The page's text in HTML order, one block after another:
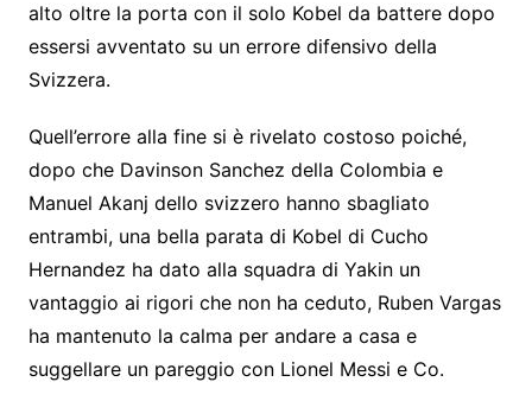
alto oltre la porta con il solo Kobel da battere dopo
essersi avventato su un errore difensivo della
Svizzera.
Quell’errore alla fine si è rivelato costoso poiché,
dopo che Davinson Sanchez della Colombia e
Manuel Akanj dello svizzero hanno sbagliato
entrambi, una bella parata di Kobel di Cucho
Hernandez ha dato alla squadra di Yakin un
vantaggio ai rigori che non ha ceduto, Ruben Vargas
ha mantenuto la calma per andare a casa e
suggellare un pareggio con Lionel Messi e Co.